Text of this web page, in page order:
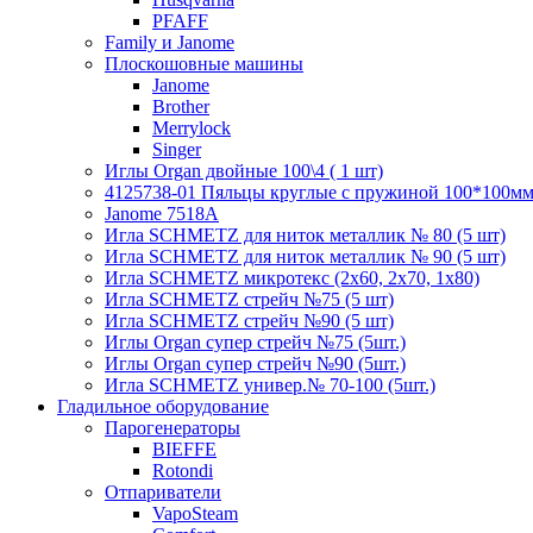
PFAFF
Family и Janome
Плоскошовные машины
Janome
Brother
Merrylock
Singer
Иглы Organ двойные 100\4 ( 1 шт)
4125738-01 Пяльцы круглые с пружиной
Janome 7518A
Игла SCHMETZ для ниток металлик № 80 (5 шт)
Игла SCHMETZ для ниток металлик № 90 (5 шт)
Игла SCHMETZ микротекс (2х60, 2х70, 1х80)
Игла SCHMETZ стрейч №75 (5 шт)
Игла SCHMETZ стрейч №90 (5 шт)
Иглы Organ супер стрейч №75 (5шт.)
Иглы Organ супер стрейч №90 (5шт.)
Игла SCHMETZ универ.№ 70-100 (5шт.)
Гладильное оборудование
Парогенераторы
BIEFFE
Rotondi
Отпариватели
VapoSteam